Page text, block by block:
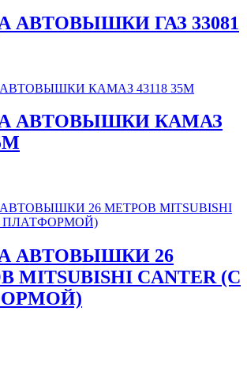
АВТОВЫШКИ ГАЗ 33081
АВТОВЫШКИ КАМАЗ
АВТОВЫШКИ 26
MITSUBISHI CANTER (С